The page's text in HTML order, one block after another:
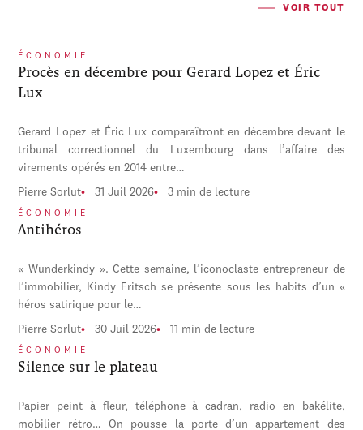
VOIR TOUT
ÉCONOMIE
Procès en décembre pour Gerard Lopez et Éric
Lux
Gerard Lopez et Éric Lux comparaîtront en décembre devant le
tribunal correctionnel du Luxembourg dans l’affaire des
virements opérés en 2014 entre…
Pierre Sorlut 31 Juil 2026 3 min de lecture
ÉCONOMIE
Antihéros
« Wunderkindy ». Cette semaine, l’iconoclaste entrepreneur de
l’immobilier, Kindy Fritsch se présente sous les habits d’un «
héros satirique pour le…
Pierre Sorlut 30 Juil 2026 11 min de lecture
ÉCONOMIE
Silence sur le plateau
Papier peint à fleur, téléphone à cadran, radio en bakélite,
mobilier rétro… On pousse la porte d’un appartement des